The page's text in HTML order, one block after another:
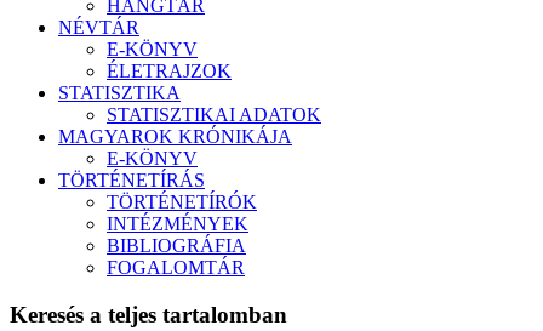
HANGTÁR
NÉVTÁR
E-KÖNYV
ÉLETRAJZOK
STATISZTIKA
STATISZTIKAI ADATOK
MAGYAROK KRÓNIKÁJA
E-KÖNYV
TÖRTÉNETÍRÁS
TÖRTÉNETÍRÓK
INTÉZMÉNYEK
BIBLIOGRÁFIA
FOGALOMTÁR
Keresés a teljes tartalomban